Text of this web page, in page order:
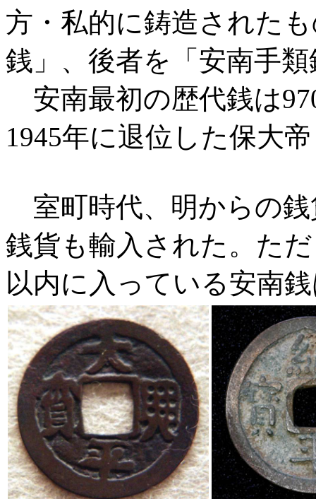
方・私的に鋳造された
銭」、後者を「安南手
安南最初の歴代銭は
1945年に退位した保大
室町時代、明からの
銭貨も輸入された。た
以内に入っている安南